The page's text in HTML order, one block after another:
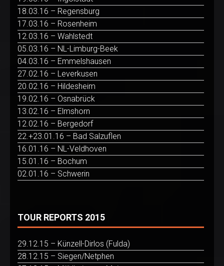
18.03.16 – Regensburg
17.03.16 – Rosenheim
12.03.16 – Wahlstedt
05.03.16 – NL-Limburg-Beek
04.03.16 – Emmelshausen
27.02.16 – Leverkusen
20.02.16 – Hildesheim
19.02.16 – Osnabrück
13.02.16 – Elmshorn
12.02.16 – Bergedorf
22.+23.01.16 – Bad Salzuflen
16.01.16 – NL-Veldhoven
15.01.16 – Bochum
02.01.16 – Schwerin
TOUR REPORTS 2015
29.12.15 – Künzell-Dirlos (Fulda)
28.12.15 – Siegen/Netphen